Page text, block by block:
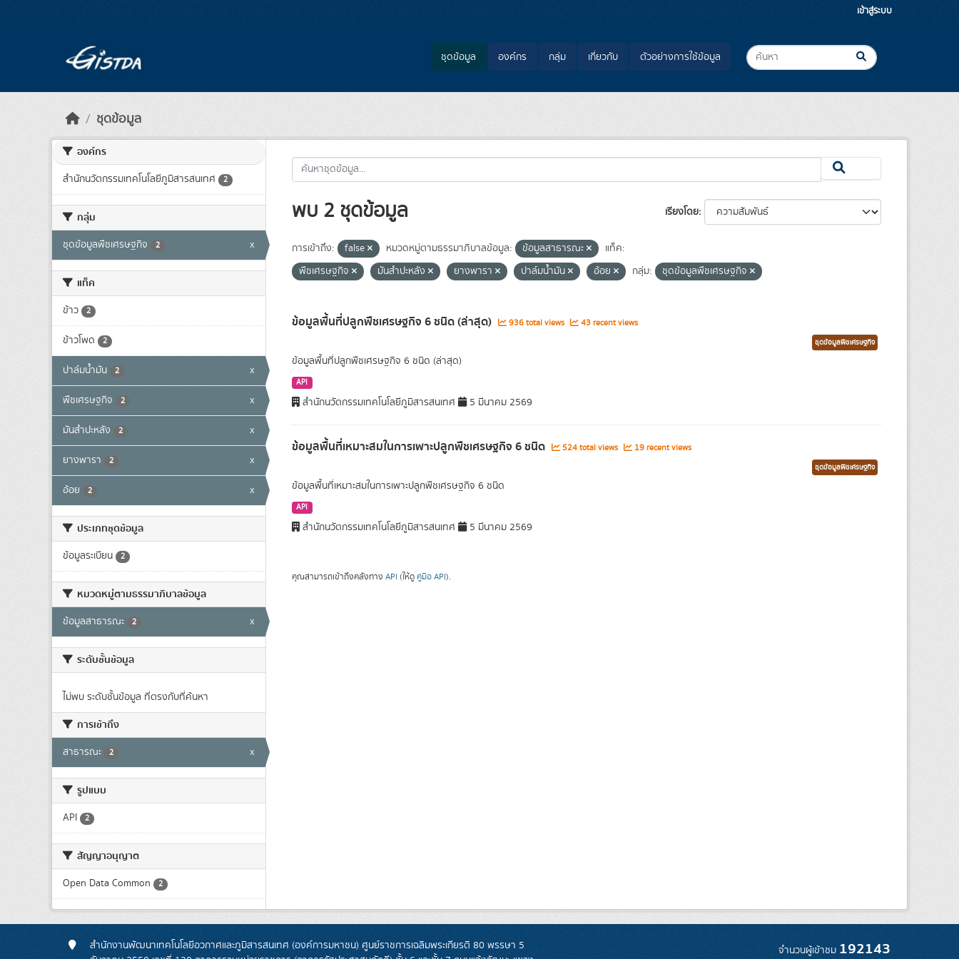
เข้าสู่ระบบ
ชุดข้อมูล องค์กร กลุ่ม เกี่ยวกับ ตัวอย่างการใช้ข้อมูล
ชุดข้อมูล
องค์กร
สำนักนวัตกรรมเทคโนโลยีภูมิสารสนเทศ 2
กลุ่ม
ชุดข้อมูลพืชเศรษฐกิจ 2 x
แท็ค
ข้าว 2
ข้าวโพด 2
ปาล์มน้ำมัน 2 x
พืชเศรษฐกิจ 2 x
มันสำปะหลัง 2 x
ยางพารา 2 x
อ้อย 2 x
ประเภทชุดข้อมูล
ข้อมูลระเบียน 2
หมวดหมู่ตามธรรมาภิบาลข้อมูล
ข้อมูลสาธารณะ 2 x
ระดับชั้นข้อมูล
ไม่พบ ระดับชั้นข้อมูล ที่ตรงกับที่ค้นหา
การเข้าถึง
สาธารณะ 2 x
รูปแบบ
API 2
สัญญาอนุญาต
Open Data Common 2
เรียงโดย
พบ 2 ชุดข้อมูล
การเข้าถึง: false หมวดหมู่ตามธรรมาภิบาลข้อมูล: ข้อมูลสาธารณะ
แท็ค:
พืชเศรษฐกิจ
มันสำปะหลัง ยางพารา ปาล์มน้ำมัน อ้อย กลุ่ม: ชุดข้อมูลพืชเศรษฐกิจ
ข้อมูลพื้นที่ปลูกพืชเศรษฐกิจ 6 ชนิด (ล่าสุด) 936 total views 43 recent views
ชุดข้อมูลพืชเศรษฐกิจ
ข้อมูลพื้นที่ปลูกพืชเศรษฐกิจ 6 ชนิด (ล่าสุด)
API
สำนักนวัตกรรมเทคโนโลยีภูมิสารสนเทศ 5 มีนาคม 2569
ข้อมูลพื้นที่เหมาะสมในการเพาะปลูกพืชเศรษฐกิจ 6 ชนิด 524 total views 19 recent views
ชุดข้อมูลพืชเศรษฐกิจ
ข้อมูลพื้นที่เหมาะสมในการเพาะปลูกพืชเศรษฐกิจ 6 ชนิด
API
สำนักนวัตกรรมเทคโนโลยีภูมิสารสนเทศ 5 มีนาคม 2569
คุณสามารถเข้าถึงคลังทาง API (ให้ดู คู่มือ API).
สำนักงานพัฒนาเทคโนโลยีอวกาศและภูมิสารสนเทศ (องค์การมหาชน) ศูนย์ราชการเฉลิมพระเกียรติ 80 พรรษา 5
จำนวนผู้เข้าชม 192143